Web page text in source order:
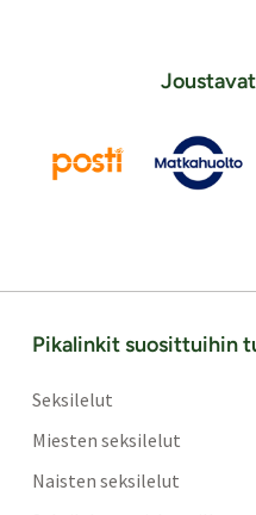
Pikalinkit suosittuihin
Seksilelut
Miesten seksilelut
Naisten seksilelut